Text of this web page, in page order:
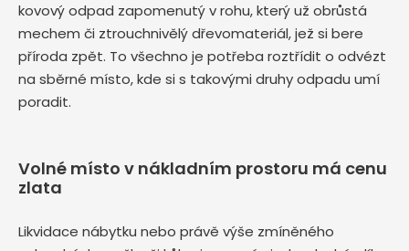
kovový odpad zapomenutý v rohu, který už obrůstá
mechem či ztrouchnivělý dřevomateriál, jež si bere
příroda zpět. To všechno je potřeba roztřídit o odvézt
na sběrné místo, kde si s takovými druhy odpadu umí
poradit.
Volné místo v nákladním prostoru má cenu
zlata
Likvidace nábytku nebo právě výše zmíněného